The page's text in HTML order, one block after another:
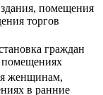
помещения
торгов
граждан
помещениях
женщинам,
в ранние